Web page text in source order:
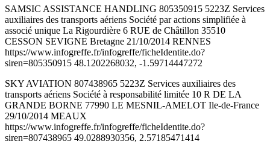
SAMSIC ASSISTANCE HANDLING 805350915 5223Z Services
auxiliaires des transports aériens Société par actions simplifiée à
associé unique La Rigourdière 6 RUE de Châtillon 35510
CESSON SEVIGNE Bretagne 21/10/2014 RENNES
https://www.infogreffe.fr/infogreffe/ficheIdentite.do?
siren=805350915 48.1202268032, -1.59714447272
SKY AVIATION 807438965 5223Z Services auxiliaires des
transports aériens Société à responsabilité limitée 10 R DE LA
GRANDE BORNE 77990 LE MESNIL-AMELOT Ile-de-France
29/10/2014 MEAUX
https://www.infogreffe.fr/infogreffe/ficheIdentite.do?
siren=807438965 49.0288930356, 2.57185471414